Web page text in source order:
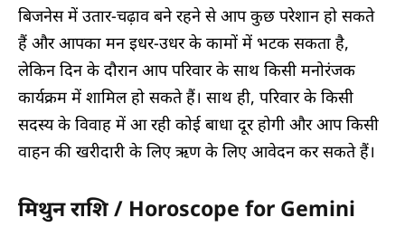
बिजनेस में उतार-चढ़ाव बने रहने से आप कुछ परेशान हो सकते
हैं और आपका मन इधर-उधर के कामों में भटक सकता है,
लेकिन दिन के दौरान आप परिवार के साथ किसी मनोरंजक
कार्यक्रम में शामिल हो सकते हैं। साथ ही, परिवार के किसी
सदस्य के विवाह में आ रही कोई बाधा दूर होगी और आप किसी
वाहन की खरीदारी के लिए ऋण के लिए आवेदन कर सकते हैं।
मिथुन राशि / Horoscope for Gemini